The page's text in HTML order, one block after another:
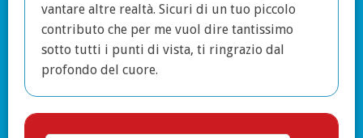
vantare altre realtà. Sicuri di un tuo piccolo
contributo che per me vuol dire tantissimo
sotto tutti i punti di vista, ti ringrazio dal
profondo del cuore.